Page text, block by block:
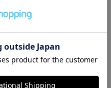
鹿児島ユナイテッドFC ピカチ